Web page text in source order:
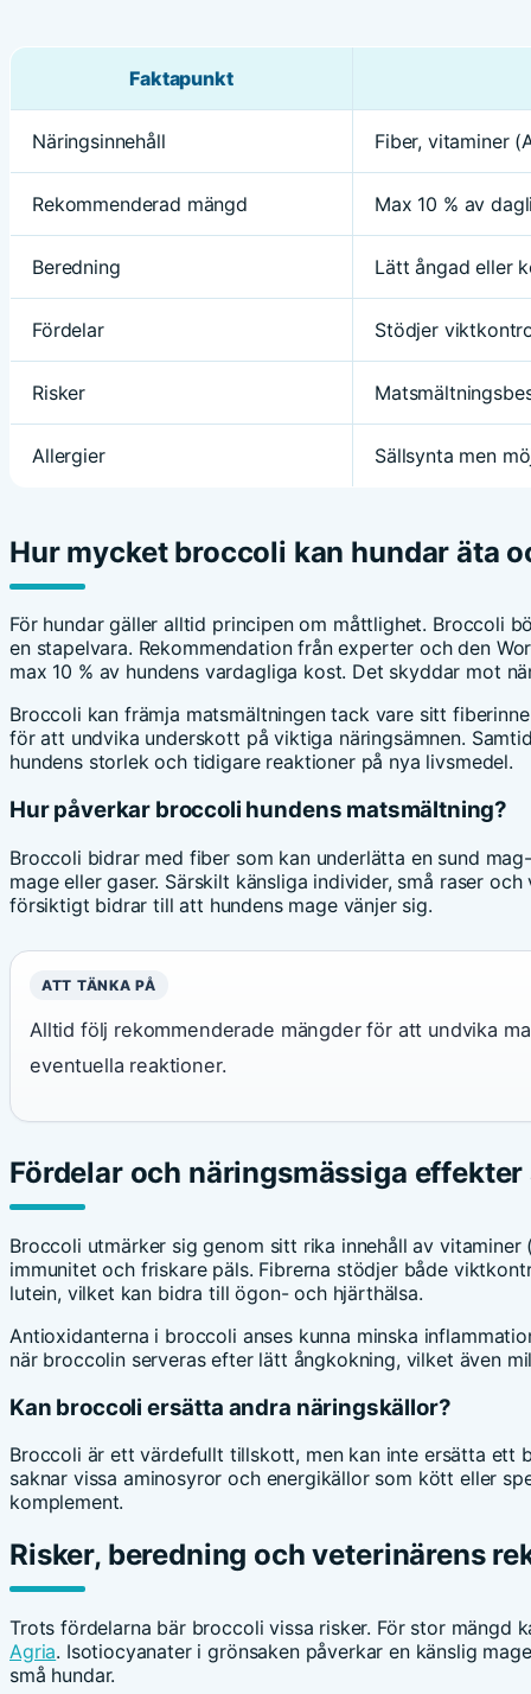
Faktapunkt
Näringsinnehåll Fiber, vitaminer
Rekommenderad mängd Max 10 % av
Beredning Lätt ångad eller
Fördelar Stödjer
Risker
Allergier Sällsynta men
Hur mycket broccoli kan hundar äta
För hundar gäller alltid principen om måttlighet. Broccoli
en stapelvara. Rekommendation från experter och den
max 10 % av hundens vardagliga kost. Det skyddar mot
Broccoli kan främja matsmältningen tack vare sitt
för att undvika underskott på viktiga näringsämnen.
hundens storlek och tidigare reaktioner på nya livsmedel.
Hur påverkar broccoli hundens matsmältning?
Broccoli bidrar med fiber som kan underlätta en sund
mage eller gaser. Särskilt känsliga individer, små raser
försiktigt bidrar till att hundens mage vänjer sig.
ATT TÄNKA PÅ
Alltid följ rekommenderade mängder för att undvika
eventuella reaktioner.
Fördelar och näringsmässiga
Broccoli utmärker sig genom sitt rika innehåll av
immunitet och friskare päls. Fibrerna stödjer både
lutein, vilket kan bidra till ögon- och hjärthälsa.
Antioxidanterna i broccoli anses kunna minska
när broccolin serveras efter lätt ångkokning, vilket även
Kan broccoli ersätta andra näringskällor?
Broccoli är ett värdefullt tillskott, men kan inte ersätta ett
saknar vissa aminosyror och energikällor som kött eller
komplement.
Risker, beredning och veterinärens
Trots fördelarna bär broccoli vissa risker. För stor mängd
Agria. Isotiocyanater i grönsaken påverkar en känslig
små hundar.